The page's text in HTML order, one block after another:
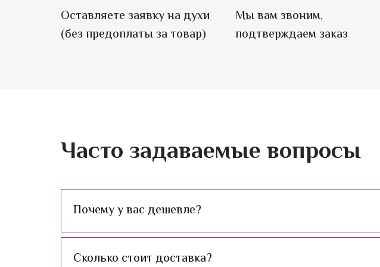
Оставляете заявку на духи
(без предоплаты за товар)
Мы вам звоним,
подтверждаем заказ
Часто задаваемые вопросы
Почему у вас дешевле?
Сколько стоит доставка?